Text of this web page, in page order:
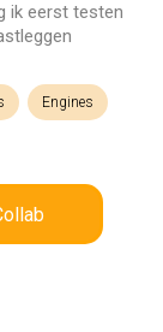
ik eerst testen
Engines